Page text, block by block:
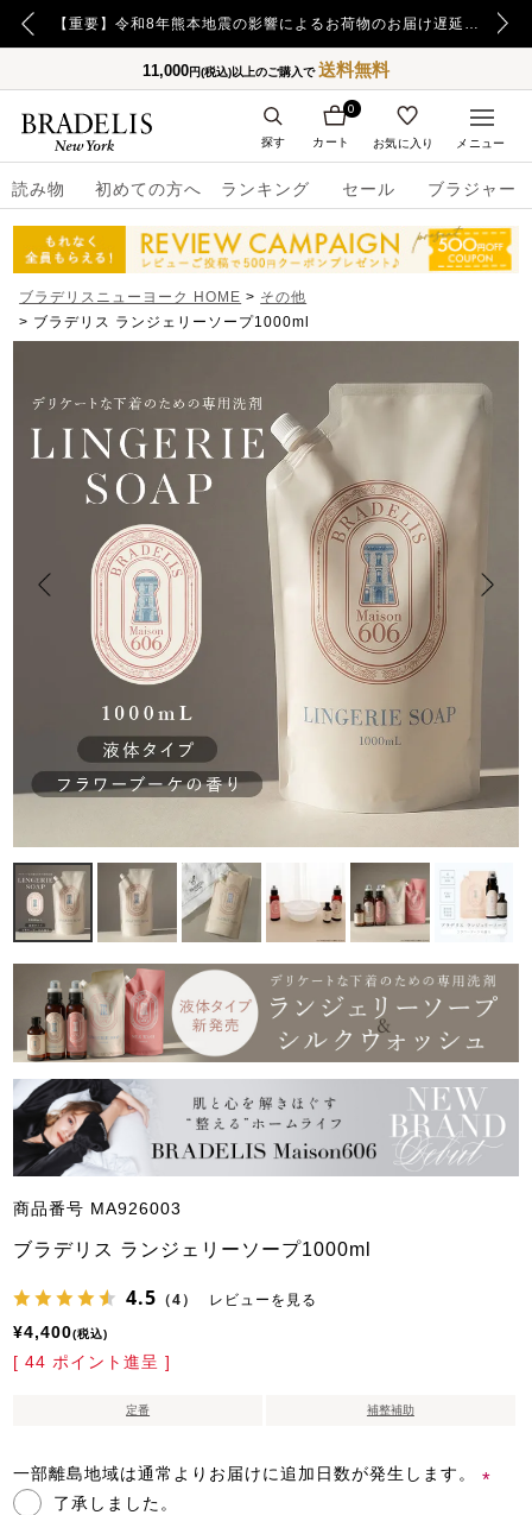
【重要】日本郵便の障害による配送への影響についてのお詫び 【重要】令和8年熊本地震の影響によるお荷物のお届け遅延について
11,000円(税込)以上のご購入で送料無料
読み物 初めての方へ ランキング セール ブラジャー
カート
0
お気に入り
探す メニュー
ブラデリスニューヨーク HOME
その他
ブラデリス ランジェリーソープ1000ml
商品番号 MA926003
ブラデリス ランジェリーソープ1000ml
4.5 （4） レビューを見る
¥4,400 税込
[ 44 ポイント進呈 ]
定番 補整補助
一部離島地域は通常よりお届けに追加日数が発生します。
了承しました。